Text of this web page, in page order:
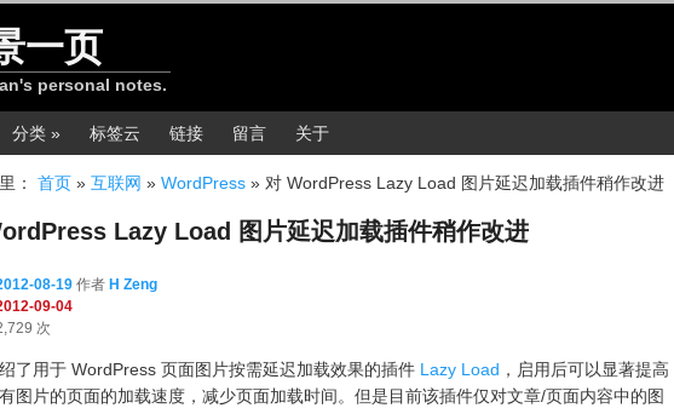
一页
personal notes.
分类 » 标签云 链接 留言 关于
： 首页 » 互联网 » WordPress » 对 WordPress Lazy Load 图片延迟加载插件稍作改进
Lazy Load 图片延迟加载插件稍作改进
08-19 作者 H Zeng
09-04
次
了用于 WordPress 页面图片按需延迟加载效果的插件 Lazy Load ，启用后可以显著提高
图片的页面的加载速度，减少页面加载时间。但是目前该插件仅对文章/页面内容中的图